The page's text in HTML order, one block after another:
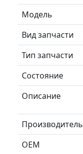
Модель
Вид запчасти
Тип запчасти
Состояние
Описание
Производитель
OEM